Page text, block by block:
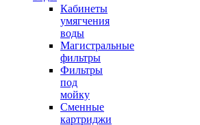
Кабинеты
умягчения
воды
Магистральные
фильтры
Фильтры
под
мойку
Сменные
картриджи